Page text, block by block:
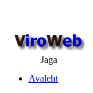
Jaga
Avaleht